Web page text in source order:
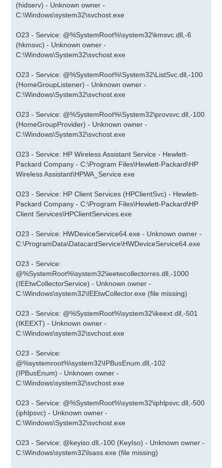
(hidserv) - Unknown owner -
C:\Windows\system32\svchost.exe
O23 - Service: @%SystemRoot%\system32\kmsvc.dll,-6
(hkmsvc) - Unknown owner -
C:\Windows\System32\svchost.exe
O23 - Service: @%SystemRoot%\System32\ListSvc.dll,-100
(HomeGroupListener) - Unknown owner -
C:\Windows\System32\svchost.exe
O23 - Service: @%SystemRoot%\System32\provsvc.dll,-100
(HomeGroupProvider) - Unknown owner -
C:\Windows\System32\svchost.exe
O23 - Service: HP Wireless Assistant Service - Hewlett-
Packard Company - C:\Program Files\Hewlett-Packard\HP
Wireless Assistant\HPWA_Service.exe
O23 - Service: HP Client Services (HPClientSvc) - Hewlett-
Packard Company - C:\Program Files\Hewlett-Packard\HP
Client Services\HPClientServices.exe
O23 - Service: HWDeviceService64.exe - Unknown owner -
C:\ProgramData\DatacardService\HWDeviceService64.exe
O23 - Service:
@%SystemRoot%\system32\ieetwcollectorres.dll,-1000
(IEEtwCollectorService) - Unknown owner -
C:\Windows\system32\IEEtwCollector.exe (file missing)
O23 - Service: @%SystemRoot%\system32\ikeext.dll,-501
(IKEEXT) - Unknown owner -
C:\Windows\system32\svchost.exe
O23 - Service:
@%systemroot%\system32\IPBusEnum.dll,-102
(IPBusEnum) - Unknown owner -
C:\Windows\system32\svchost.exe
O23 - Service: @%SystemRoot%\system32\iphlpsvc.dll,-500
(iphlpsvc) - Unknown owner -
C:\Windows\System32\svchost.exe
O23 - Service: @keyiso.dll,-100 (KeyIso) - Unknown owner -
C:\Windows\system32\lsass.exe (file missing)